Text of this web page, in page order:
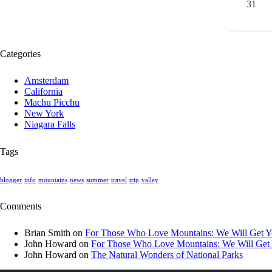
31
Categories
Amsterdam
California
Machu Picchu
New York
Niagara Falls
Tags
blogger info mountains news summer travel trip valley
Comments
Brian Smith on For Those Who Love Mountains: We Will Get
John Howard on For Those Who Love Mountains: We Will Get
John Howard on The Natural Wonders of National Parks